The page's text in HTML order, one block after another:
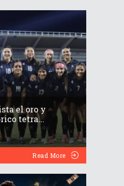
el oro y
tetra...
Read More